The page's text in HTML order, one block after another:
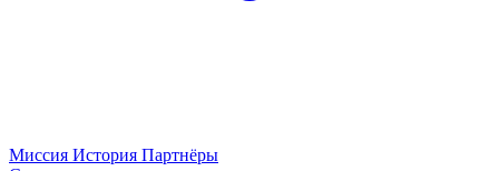
Миссия История Партнёры